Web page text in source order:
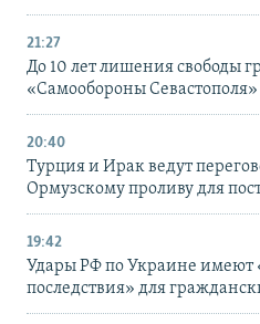
21:27
До 10 лет лишения свободы
«Самообороны
20:40
Турция и Ирак ведут
Ормузскому проливу для
19:42
Удары РФ по Украине имеют
последствия» для